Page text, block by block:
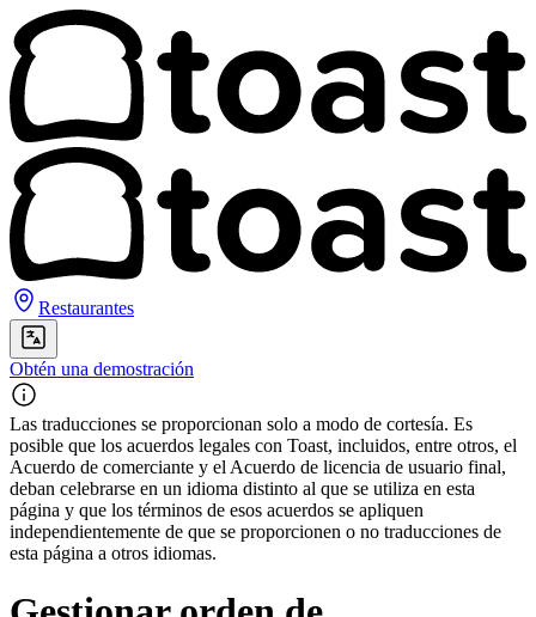
Restaurantes
Obtén una demostración
Las traducciones se proporcionan solo a modo de cortesía. Es
posible que los acuerdos legales con Toast, incluidos, entre otros, el
Acuerdo de comerciante y el Acuerdo de licencia de usuario final,
deban celebrarse en un idioma distinto al que se utiliza en esta
página y que los términos de esos acuerdos se apliquen
independientemente de que se proporcionen o no traducciones de
esta página a otros idiomas.